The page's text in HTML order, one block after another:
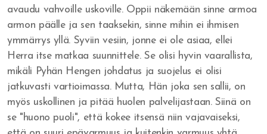
avaudu vahvoille uskoville. Oppii näkemään sinne armoa
armon päälle ja sen taaksekin, sinne mihin ei ihmisen
ymmärrys yllä. Syviin vesiin, jonne ei ole asiaa, ellei
Herra itse matkaa suunnittele. Se olisi hyvin vaarallista,
mikäli Pyhän Hengen johdatus ja suojelus ei olisi
jatkuvasti vartioimassa. Mutta, Hän joka sen sallii, on
myös uskollinen ja pitää huolen palvelijastaan. Siinä on
se "huono puoli", että kokee itsensä niin vajavaiseksi,
Missä on armo?
Tuli syttyy rinnassa
Voittoja
Eben-ezer
Rakkautta veljiäni kohtaan